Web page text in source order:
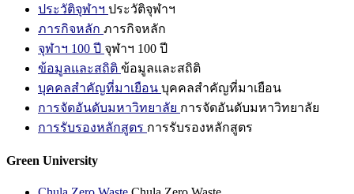
ประวัติจุฬาฯ ประวัติจุฬาฯ
ภารกิจหลัก ภารกิจหลัก
จุฬาฯ 100 ปี จุฬาฯ 100 ปี
ข้อมูลและสถิติ ข้อมูลและสถิติ
บุคคลสำคัญที่มาเยือน บุคคลสำคัญที่มาเยือน
การจัดอันดับมหาวิทยาลัย การจัดอันดับมหาวิทยาลัย
การรับรองหลักสูตร การรับรองหลักสูตร
Green University